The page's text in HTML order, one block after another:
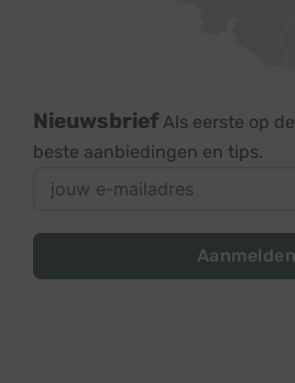
Nieuwsbrief Als eerste op
beste aanbiedingen en tips.
Aanmelden